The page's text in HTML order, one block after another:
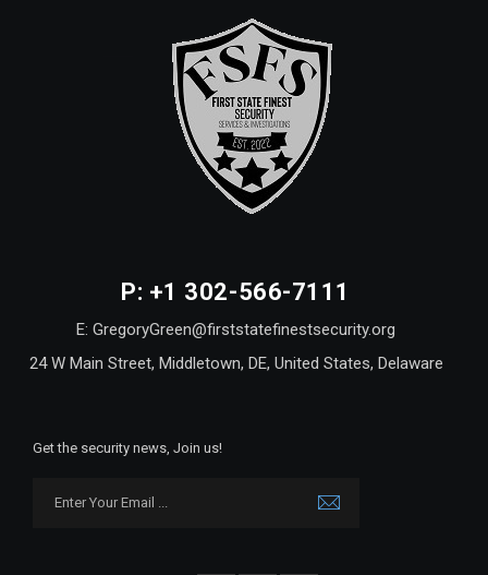
P: +1 302-566-7111
E: GregoryGreen@firststatefinestsecurity.org
24 W Main Street, Middletown, DE, United States, Delaware
Get the security news, Join us!